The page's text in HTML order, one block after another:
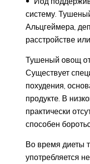
систему.
Альцгеймера,
расстройстве
Тушеный овощ
Существует
похудения,
продукте. В
практически
способен
Во время диеты
употребляется